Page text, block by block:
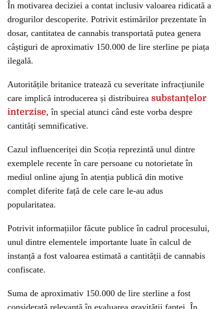
În motivarea deciziei a contat inclusiv valoarea ridicată a
drogurilor descoperite. Potrivit estimărilor prezentate în
dosar, cantitatea de cannabis transportată putea genera
câștiguri de aproximativ 150.000 de lire sterline pe piața
ilegală.
Autoritățile britanice tratează cu severitate infracțiunile
care implică introducerea și distribuirea substanțelor
interzise, în special atunci când este vorba despre
cantități semnificative.
Cazul influenceriței din Scoția reprezintă unul dintre
exemplele recente în care persoane cu notorietate în
mediul online ajung în atenția publică din motive
complet diferite față de cele care le-au adus
popularitatea.
Potrivit informațiilor făcute publice în cadrul procesului,
unul dintre elementele importante luate în calcul de
instanță a fost valoarea estimată a cantității de cannabis
confiscate.
Suma de aproximativ 150.000 de lire sterline a fost
considerată relevantă în evaluarea gravității faptei. În